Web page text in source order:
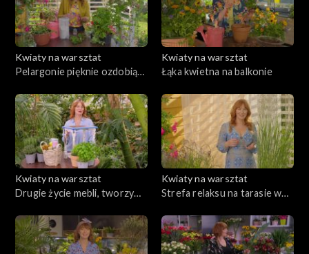
Kwiaty na warsztat
Pelargonie pięknie ozdobią
Kwiaty na warsztat
Łąka kwietna na balkonie
Kwiaty na warsztat
Drugie życie mebli, tworzymy
zdrowych ziół
Kwiaty na warsztat
Strefa relaksu na tarasie w